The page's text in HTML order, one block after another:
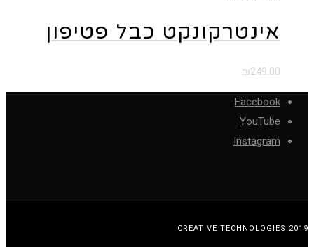
אינטרקונקט כבל פטיפון
₪249.00
Facebook
YouTube
Instagram
CREATIVE TECHNOLOGIES 2019